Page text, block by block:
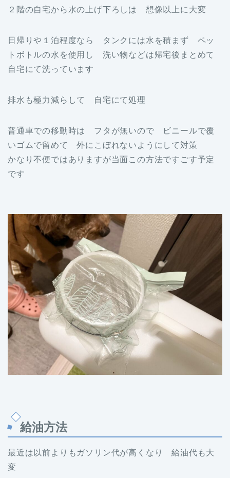
２階の自宅から水の上げ下ろしは 想像以上に大変
日帰りや１泊程度なら タンクには水を積まず ペッ
トボトルの水を使用し 洗い物などは帰宅後まとめて
自宅にて洗っています
排水も極力減らして 自宅にて処理
普通車での移動時は フタが無いので ビニールで覆
いゴムで留めて 外にこぼれないようにして対策
かなり不便ではありますが当面この方法ですごす予定
です
給油方法
最近は以前よりもガソリン代が高くなり 給油代も大
変